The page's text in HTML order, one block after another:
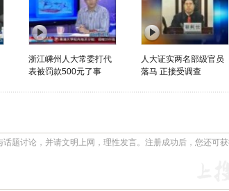
浙江嵊州人大常委打代
表被罚款500元了事
人大证实两名部级官员
落马 正接受调查